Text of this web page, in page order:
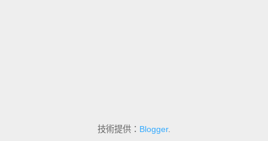
技術提供： Blogger.